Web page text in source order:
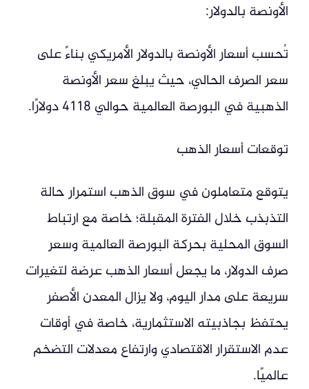
الأونصة بالدولار:
تُحسب أسعار الأونصة بالدولار الأمريكي بناءً على
سعر الصرف الحالي، حيث يبلغ سعر الأونصة
الذهبية في البورصة العالمية حوالي 4118 دولارًا.
توقعات أسعار الذهب
يتوقع متعاملون في سوق الذهب استمرار حالة
التذبذب خلال الفترة المقبلة؛ خاصة مع ارتباط
السوق المحلية بحركة البورصة العالمية وسعر
صرف الدولار، ما يجعل أسعار الذهب عرضة لتغيرات
سريعة على مدار اليوم، ولا يزال المعدن الأصفر
يحتفظ بجاذبيته الاستثمارية، خاصة في أوقات
عدم الاستقرار الاقتصادي وارتفاع معدلات التضخم
عالميًا.